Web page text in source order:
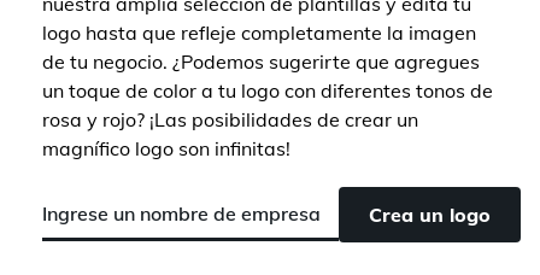
logo hasta que refleje completamente la imagen
de tu negocio. ¿Podemos sugerirte que agregues
un toque de color a tu logo con diferentes tonos de
rosa y rojo? ¡Las posibilidades de crear un
magnífico logo son infinitas!
Crea un logo